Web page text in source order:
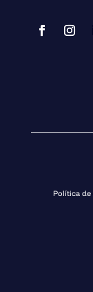
Política